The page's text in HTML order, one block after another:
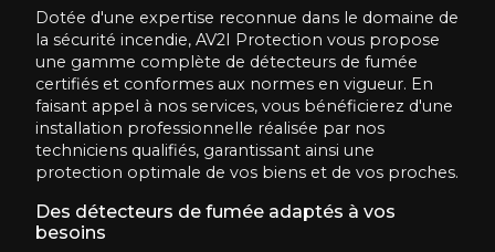
Dotée d'une expertise reconnue dans le domaine de
la sécurité incendie, AV2I Protection vous propose
une gamme complète de détecteurs de fumée
certifiés et conformes aux normes en vigueur. En
faisant appel à nos services, vous bénéficierez d'une
installation professionnelle réalisée par nos
techniciens qualifiés, garantissant ainsi une
protection optimale de vos biens et de vos proches.
Des détecteurs de fumée adaptés à vos
besoins